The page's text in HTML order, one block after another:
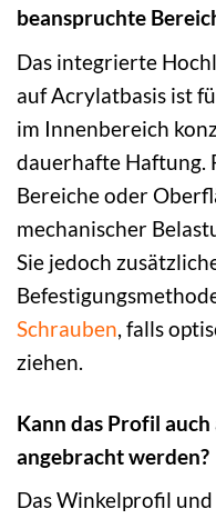
beanspruchte
Das integrierte
auf Acrylatbasis ist
im Innenbereich
dauerhafte Haftung.
Bereiche oder
mechanischer
Sie jedoch
Schrauben, falls
ziehen.
Kann das Profil
angebracht werden?
Das Winkelprofil